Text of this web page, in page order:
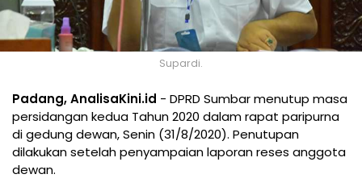
Supardi.
Padang, AnalisaKini.id - DPRD Sumbar menutup masa
persidangan kedua Tahun 2020 dalam rapat paripurna
di gedung dewan, Senin (31/8/2020). Penutupan
dilakukan setelah penyampaian laporan reses anggota
dewan.